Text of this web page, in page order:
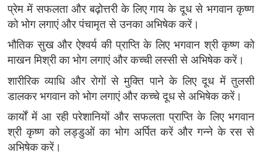
प्रेम में सफलता और बढ़ोत्तरी के लिए गाय के दूध से भगवान कृष्ण
को भोग लगाएं और पंचामृत से उनका अभिषेक करें।
भौतिक सुख और ऐश्वर्य की प्राप्ति के लिए भगवान श्री कृष्ण को
माखन मिश्री का भोग लगाएं और कच्ची लस्सी से अभिषेक करें।
शारीरिक व्याधि और रोगों से मुक्ति पाने के लिए दूध में तुलसी
डालकर भगवान को भोग लगाएं और कच्चे दूध से अभिषेक करें।
कार्यों में आ रही परेशानियों और सफलता प्राप्ति के लिए भगवान
श्री कृष्ण को लड्डुओं का भोग अर्पित करें और गन्ने के रस से
अभिषेक करें।